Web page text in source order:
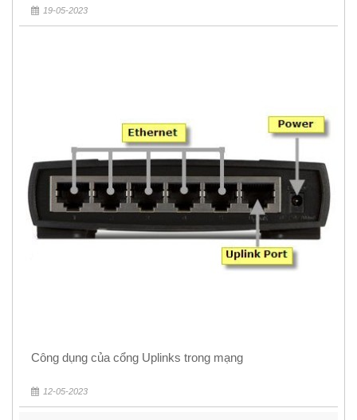
Rẻ 5k
19-05-2023
Công dụng của cổng Uplinks trong mạng
12-05-2023